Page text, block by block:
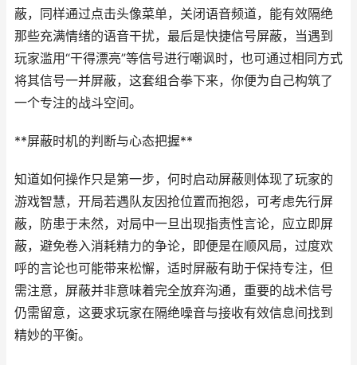
蔽，同样通过点击头像菜单，关闭语音频道，能有效隔绝
那些充满情绪的语音干扰，最后是快捷信号屏蔽，当遇到
玩家滥用“干得漂亮”等信号进行嘲讽时，也可通过相同方式
将其信号一并屏蔽，这套组合拳下来，你便为自己构筑了
一个专注的战斗空间。
**屏蔽时机的判断与心态把握**
知道如何操作只是第一步，何时启动屏蔽则体现了玩家的
游戏智慧，开局若遇队友因抢位置而抱怨，可考虑先行屏
蔽，防患于未然，对局中一旦出现指责性言论，应立即屏
蔽，避免卷入消耗精力的争论，即便是在顺风局，过度欢
呼的言论也可能带来松懈，适时屏蔽有助于保持专注，但
需注意，屏蔽并非意味着完全放弃沟通，重要的战术信号
仍需留意，这要求玩家在隔绝噪音与接收有效信息间找到
精妙的平衡。